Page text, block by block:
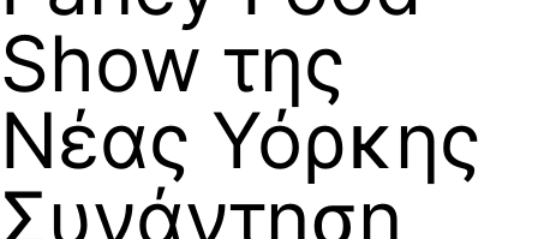
Show της
Νέας Υόρκης
Συνάντηση